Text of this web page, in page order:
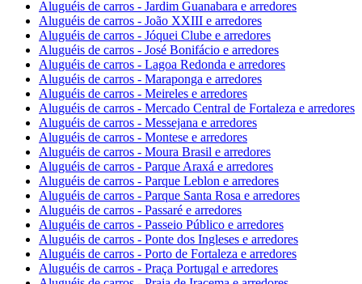
Aluguéis de carros - Jardim Guanabara e arredores
Aluguéis de carros - João XXIII e arredores
Aluguéis de carros - Jóquei Clube e arredores
Aluguéis de carros - José Bonifácio e arredores
Aluguéis de carros - Lagoa Redonda e arredores
Aluguéis de carros - Maraponga e arredores
Aluguéis de carros - Meireles e arredores
Aluguéis de carros - Mercado Central de Fortaleza e arredores
Aluguéis de carros - Messejana e arredores
Aluguéis de carros - Montese e arredores
Aluguéis de carros - Moura Brasil e arredores
Aluguéis de carros - Parque Araxá e arredores
Aluguéis de carros - Parque Leblon e arredores
Aluguéis de carros - Parque Santa Rosa e arredores
Aluguéis de carros - Passaré e arredores
Aluguéis de carros - Passeio Público e arredores
Aluguéis de carros - Ponte dos Ingleses e arredores
Aluguéis de carros - Porto de Fortaleza e arredores
Aluguéis de carros - Praça Portugal e arredores